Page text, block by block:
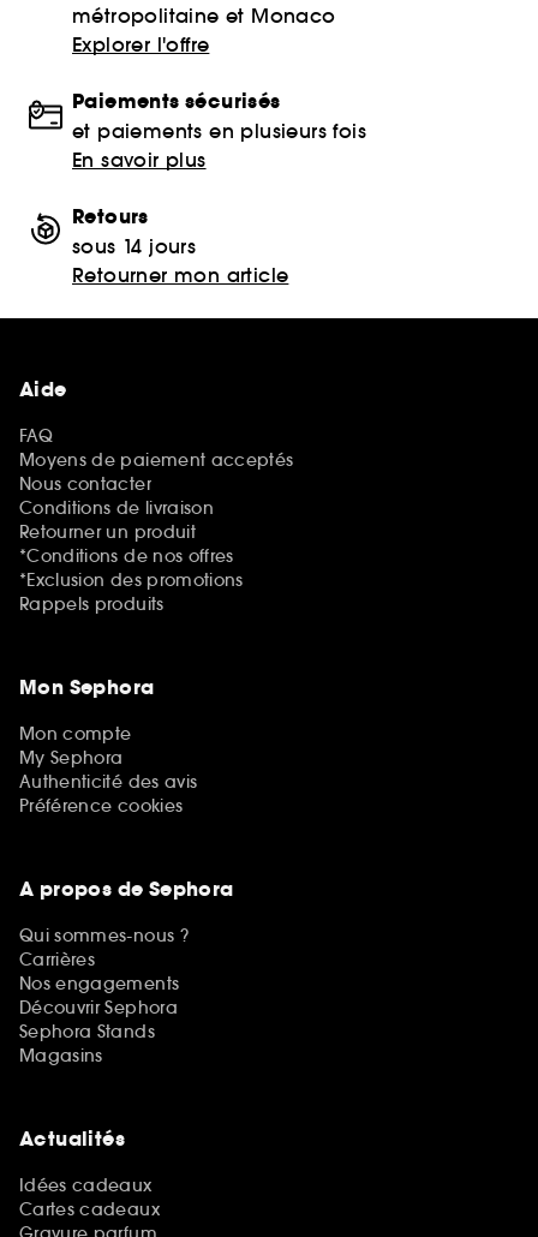
métropolitaine et Monaco
Explorer l'offre
Paiements sécurisés
et paiements en plusieurs fois
En savoir plus
Retours
sous 14 jours
Retourner mon article
Aide
FAQ
Moyens de paiement acceptés
Nous contacter
Conditions de livraison
Retourner un produit
*Conditions de nos offres
*Exclusion des promotions
Rappels produits
Mon Sephora
Mon compte
My Sephora
Authenticité des avis
Préférence cookies
A propos de Sephora
Qui sommes-nous ?
Carrières
Nos engagements
Découvrir Sephora
Sephora Stands
Magasins
Actualités
Idées cadeaux
Cartes cadeaux